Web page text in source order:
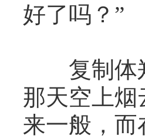
好了吗？”
复制体郑
那天空上
来一般，